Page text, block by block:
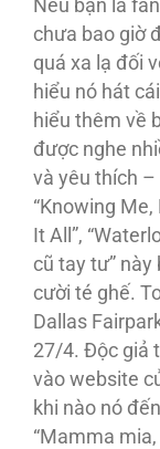
Nếu bạn là
chưa bao giờ
quá xa lạ đối
hiểu nó hát
hiểu thêm về
được nghe
và yêu thích –
“Knowing Me,
It All”,
cũ tay tư”
cười té ghế.
Dallas
27/4. Độc giả
vào website
khi nào nó
“Mamma